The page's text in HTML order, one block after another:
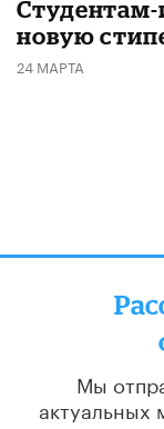
новую
24 МАРТА
Мы
актуальных